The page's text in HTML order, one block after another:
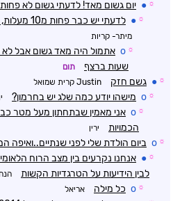
☼
● יום גשום מאד! לדעתי גשום לא
☼
● לדעתי יש כבר פחות מ10 מעלות, הנתונים לא מעודכנים.
מיתר- קריות
☼
o
שעות ברצף
תום
☼
● גשם חזק Justin קרית שמואל
☼
o מישהו יודע כמה שלג יש בחרמון?
☼
o אני מאמין שבתחתון מעל מטר
הכמויות
ירין
☼
o ביום הולדת שלי לפני שנתיים..ואיפה
☼
● אנחנו נקרעים בין מצב הרוח
לבין הידיעות על הטרגדיות הקשות
☼
o כל מילה אריאל